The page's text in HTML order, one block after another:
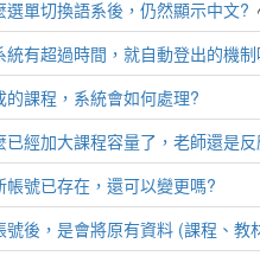
選單切換語系後，仍然顯示中文?
統有超過時間，就自動登出的機制
的課程，系統會如何處理?
已經加大課程容量了，老師還是
帳號已存在，還可以變更嗎?
號後，是會將原有資料 (課程、教